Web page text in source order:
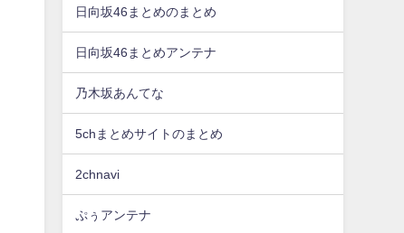
日向坂46まとめのまとめ
日向坂46まとめアンテナ
乃木坂あんてな
5chまとめサイトのまとめ
2chnavi
ぷぅアンテナ